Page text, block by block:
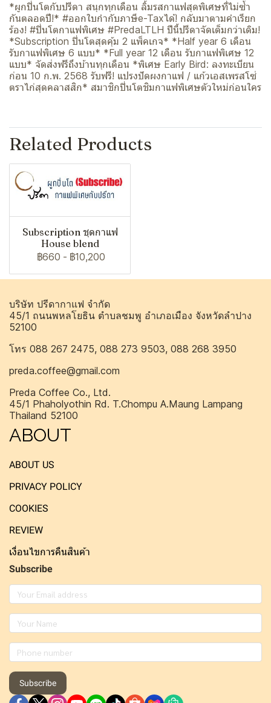
*ผูกปิ่นโตกับปรีดา สนุกทุกเดือน ลิ้มรสกาแฟสุดพิเศษที่ไม่ซ้ำ
กันตลอดปี!* #ออกใบกำกับภาษีe-Taxได้! กลับมาตามคำเรียก
ร้อง! #ปิ่นโตกาแฟพิเศษ #PredaLTLH ปีนี้ปรีดาจัดเต็มกว่าเดิม!
*Subscription ปิ่นโตสุดคุ้ม 2 แพ็คเกจ* *Half year 6 เดือน
รับกาแฟพิเศษ 6 แบบ* *Full year 12 เดือน รับกาแฟพิเศษ 12
แบบ* จัดส่งฟรีถึงบ้านทุกเดือน *พิเศษ Early Bird: ลงทะเบียน
ก่อน 10 ก.พ. 2568 รับฟรี! แปรงปัดผงกาแฟ / แก้วเอสเพรสโซ่
ตราไก่สุดคลาสสิก* สมาชิกปิ่นโตชิมกาแฟพิเศษตัวใหม่ก่อนใคร
Related Products
Subscription ชุดกาแฟ
House blend
฿660 - ฿10,200
บริษัท ปรีดากาแฟ จำกัด
45/1 ถนนพหลโยธิน ตำบลชมพู อำเภอเมือง จังหวัดลำปาง
52100
โทร 088 267 2475, 088 273 9503, 088 268 3950
preda.coffee@gmail.com
Preda Coffee Co., Ltd.
45/1 Phaholyothin Rd. T.Chompu A.Maung Lampang
Thailand 52100
ABOUT
ABOUT US
PRIVACY POLICY
COOKIES
REVIEW
เงื่อนไขการคืนสินค้า
Subscribe
Subscribe